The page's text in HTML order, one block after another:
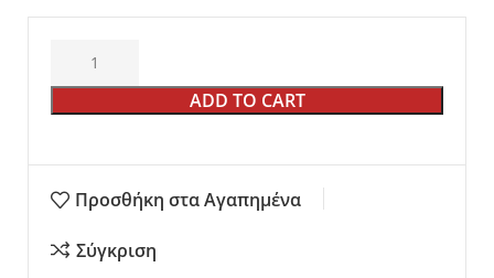
ADD TO CART
Προσθήκη στα Αγαπημένα
Σύγκριση